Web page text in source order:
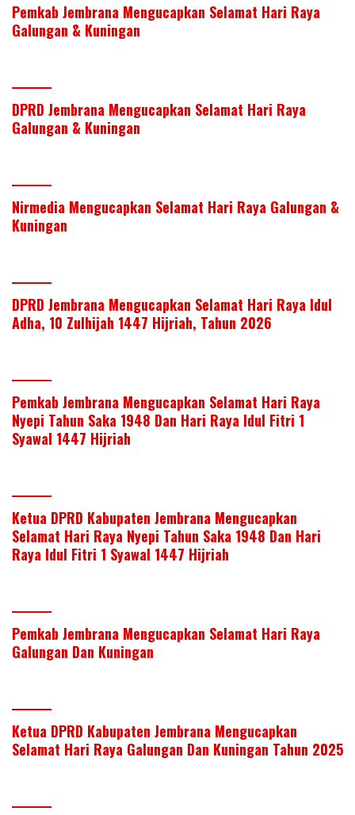
Pemkab Jembrana Mengucapkan Selamat Hari Raya
Galungan & Kuningan
DPRD Jembrana Mengucapkan Selamat Hari Raya
Galungan & Kuningan
Nirmedia Mengucapkan Selamat Hari Raya Galungan &
Kuningan
DPRD Jembrana Mengucapkan Selamat Hari Raya Idul
Adha, 10 Zulhijah 1447 Hijriah, Tahun 2026
Pemkab Jembrana Mengucapkan Selamat Hari Raya
Nyepi Tahun Saka 1948 Dan Hari Raya Idul Fitri 1
Syawal 1447 Hijriah
Ketua DPRD Kabupaten Jembrana Mengucapkan
Selamat Hari Raya Nyepi Tahun Saka 1948 Dan Hari
Raya Idul Fitri 1 Syawal 1447 Hijriah
Pemkab Jembrana Mengucapkan Selamat Hari Raya
Galungan Dan Kuningan
Ketua DPRD Kabupaten Jembrana Mengucapkan
Selamat Hari Raya Galungan Dan Kuningan Tahun 2025